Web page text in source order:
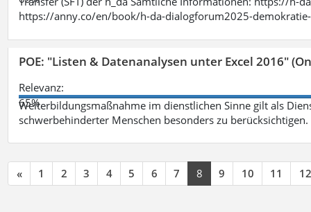
https://anny.co/en/book/h-da-dialogforum2025-
POE: "Listen & Datenanalysen unter Excel 2016"
Relevanz:
65%
Weiterbildungsmaßnahme im dienstlichen Sinne gilt als
schwerbehinderter Menschen besonders zu berücksichtigen.
« 1 2 3 4 5 6 7 8 9 10 11 12